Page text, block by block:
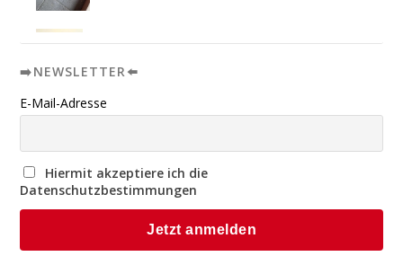
➡️NEWSLETTER⬅️
E-Mail-Adresse
Hiermit akzeptiere ich die
Datenschutzbestimmungen